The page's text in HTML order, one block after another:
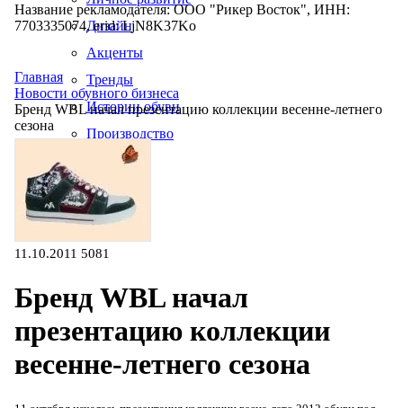
Дизайн
Акценты
Тренды
Истории обуви
Производство
Название рекламодателя: ООО "Рикер Восток", ИНН:
7703335074, erid: LjN8K37Ko
Главная
Новости обувного бизнеса
Бренд WBL начал презентацию коллекции весенне-летнего
сезона
11.10.2011 5081
Бренд WBL начал
презентацию коллекции
весенне-летнего сезона